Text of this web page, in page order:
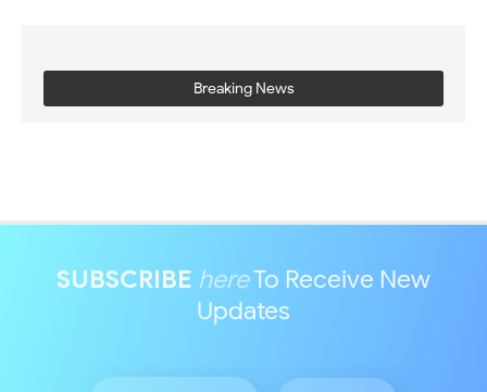
Breaking News
SUBSCRIBE hereTo Receive New
Updates